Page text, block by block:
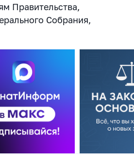
Правительства,
Собрания,